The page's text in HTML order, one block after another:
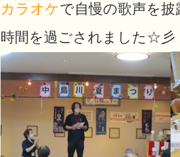
カラオケで自慢の歌声を披
時間を過ごされました☆彡